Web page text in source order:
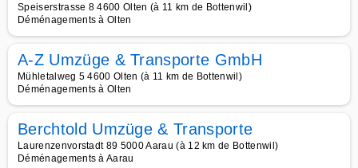
Speiserstrasse 8 4600 Olten (à 11 km de Bottenwil)
Déménagements à Olten
A-Z Umzüge & Transporte GmbH
Mühletalweg 5 4600 Olten (à 11 km de Bottenwil)
Déménagements à Olten
Berchtold Umzüge & Transporte
Laurenzenvorstadt 89 5000 Aarau (à 12 km de Bottenwil)
Déménagements à Aarau